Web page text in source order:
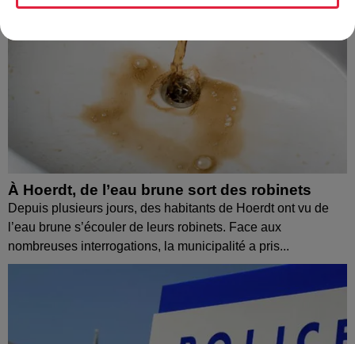
À Hoerdt, de l’eau brune sort des robinets
Depuis plusieurs jours, des habitants de Hoerdt ont vu de
l’eau brune s’écouler de leurs robinets. Face aux
nombreuses interrogations, la municipalité a pris...